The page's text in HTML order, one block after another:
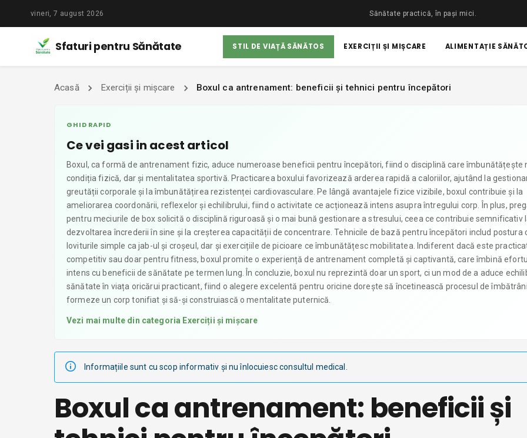
vineri, 7 august 2026 Sănătate practică, în pași mici.
Sfaturi pentru Sănătate STIL DE VIAȚĂ SĂNĂTOS EXERCIȚII ȘI MIȘCARE ALIMENTAȚIE
Acasă Exerciții și mișcare Boxul ca antrenament: beneficii și tehnici pentru începători
GHID RAPID
Ce vei gasi in acest articol
Boxul, ca formă de antrenament fizic, aduce numeroase beneficii pentru începători, fiind o disciplină care îmbunătățește
condiția fizică, dar și mentalitatea sportivă. Practicarea boxului favorizează arderea rapidă a caloriilor, ajutând la
greutății corporale și la îmbunătățirea rezistenței cardiovasculare. Pe lângă avantajele fizice vizibile, boxul contribuie și la
ameliorarea coordonării, reflexelor și echilibrului, fiind o activitate ce acționează intens asupra întregului corp. În plus,
pentru meciurile de box solicită o disciplină riguroasă și o mai bună gestionare a stresului, ceea ce contribuie semnificativ
dezvoltarea încrederii în sine și la creșterea capacității de concentrare. Tehnicile de bază pentru începători includ postura
loviturile simple ca jab-ul și croșeul, dar și exercițiile de picioare ce îmbunătățesc mobilitatea. Indiferent dacă este
competitiv sau doar pentru fitness, boxul promite o experiență de antrenament completă și captivantă, care îmbină
intens cu beneficii de sănătate pe termen lung. În concluzie, boxul nu reprezintă doar un sport, ci un mod de a aduce
sănătate în viața oricărui practicant, fiind o alegere excelentă pentru oricine dorește să încetinească procesul de
formeze un corp tonifiat și să-și construiască o mentalitate puternică.
Vezi mai multe din categoria Exerciții și mișcare
Informațiile sunt cu scop informativ și nu înlocuiesc consultul medical.
Boxul ca antrenament: beneficii și